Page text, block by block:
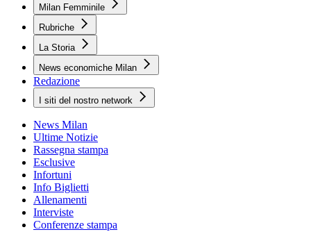
Milan Femminile
Rubriche
La Storia
News economiche Milan
Redazione
I siti del nostro network
News Milan
Ultime Notizie
Rassegna stampa
Esclusive
Infortuni
Info Biglietti
Allenamenti
Interviste
Conferenze stampa